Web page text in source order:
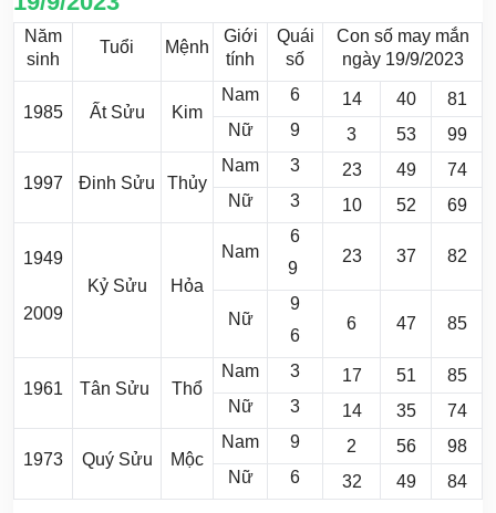
Năm
sinh
Tuổi Mệnh
Giới
tính
Quái
số
Con số may mắn
ngày 19/9/2023
1985 Ất Sửu Kim
Nam 6 14 40
81
Nữ
9 3 53 99
1997 Đinh Sửu Thủy
Nam 3 23 49
74
Nữ
3 10 52 69
1949
2009
Kỷ Sửu Hỏa
Nam
6
9
23 37 82
Nữ
9
6
6 47 85
1961 Tân Sửu Thổ
Nam 3 17 51
85
Nữ
3 14 35 74
1973 Quý Sửu Mộc
Nam 9 2 56
98
Nữ
6 32 49 84